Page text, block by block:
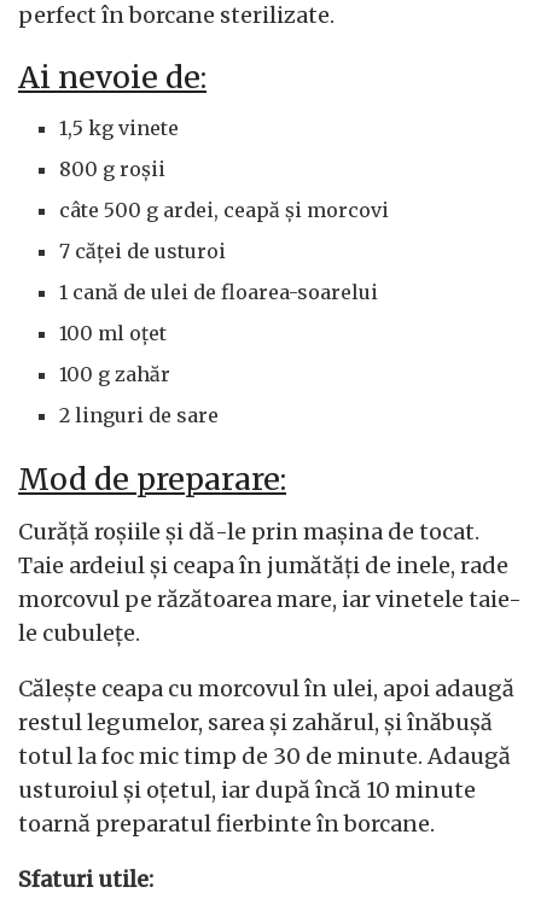
perfect în borcane sterilizate.
Ai nevoie de:
1,5 kg vinete
800 g roșii
câte 500 g ardei, ceapă și morcovi
7 căței de usturoi
1 cană de ulei de floarea-soarelui
100 ml oțet
100 g zahăr
2 linguri de sare
Mod de preparare:
Curăță roșiile și dă-le prin mașina de tocat.
Taie ardeiul și ceapa în jumătăți de inele, rade
morcovul pe răzătoarea mare, iar vinetele taie-
le cubulețe.
Călește ceapa cu morcovul în ulei, apoi adaugă
restul legumelor, sarea și zahărul, și înăbușă
totul la foc mic timp de 30 de minute. Adaugă
usturoiul și oțetul, iar după încă 10 minute
toarnă preparatul fierbinte în borcane.
Sfaturi utile: